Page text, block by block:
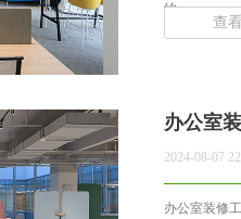
约... ...
查
办公室
2024-08-07
办公室装修